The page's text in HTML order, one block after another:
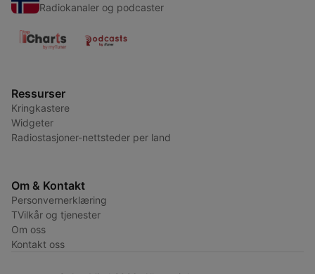
Radiokanaler og podcaster
Ressurser
Kringkastere
Widgeter
Radiostasjoner-nettsteder per land
Om & Kontakt
Personvernerklæring
TVilkår og tjenester
Om oss
Kontakt oss